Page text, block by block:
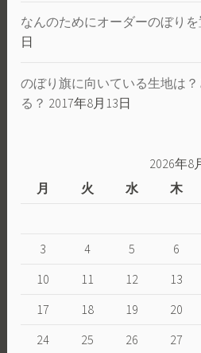
なんのためにオーダーのぼりを
日
のぼり旗に向いている生地は
る？ 2017年8月13日
2026年8
月
火 水 木
3
4 5 6
10
11 12 13
17
18 19 20
24
25 26 27